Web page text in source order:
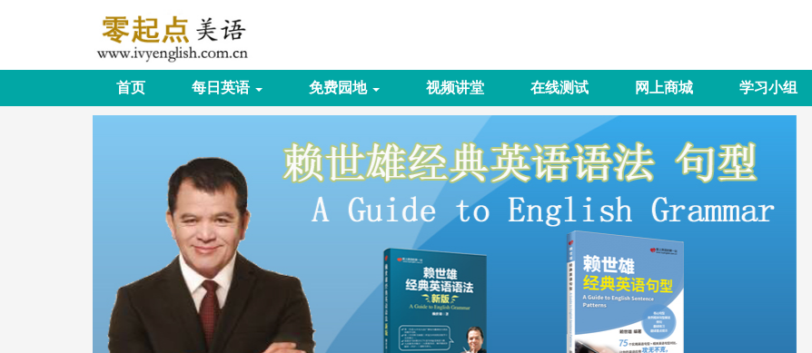
首页 每日英语 免费园地 视频讲堂 在线测试 网上商城 学习小组